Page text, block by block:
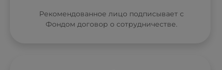
Рекомендованное лицо подписывает с
Фондом договор о сотрудничестве.